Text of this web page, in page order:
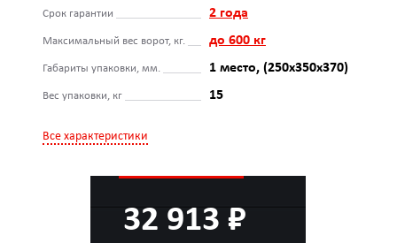
Срок гарантии 2 года
Максимальный вес ворот, кг. до 600 кг
Габариты упаковки, мм. 1 место, (250x350x370)
Вес упаковки, кг 15
Все характеристики
32 913 ₽